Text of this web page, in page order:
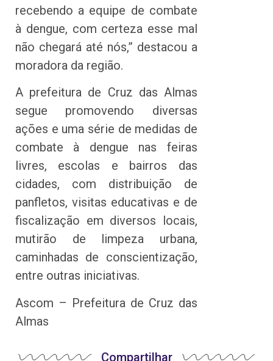
recebendo a equipe de combate
à dengue, com certeza esse mal
não chegará até nós,” destacou a
moradora da região.
A prefeitura de Cruz das Almas
segue promovendo diversas
ações e uma série de medidas de
combate à dengue nas feiras
livres, escolas e bairros das
cidades, com distribuição de
panfletos, visitas educativas e de
fiscalização em diversos locais,
mutirão de limpeza urbana,
caminhadas de conscientização,
entre outras iniciativas.
Ascom – Prefeitura de Cruz das
Almas
Compartilhar